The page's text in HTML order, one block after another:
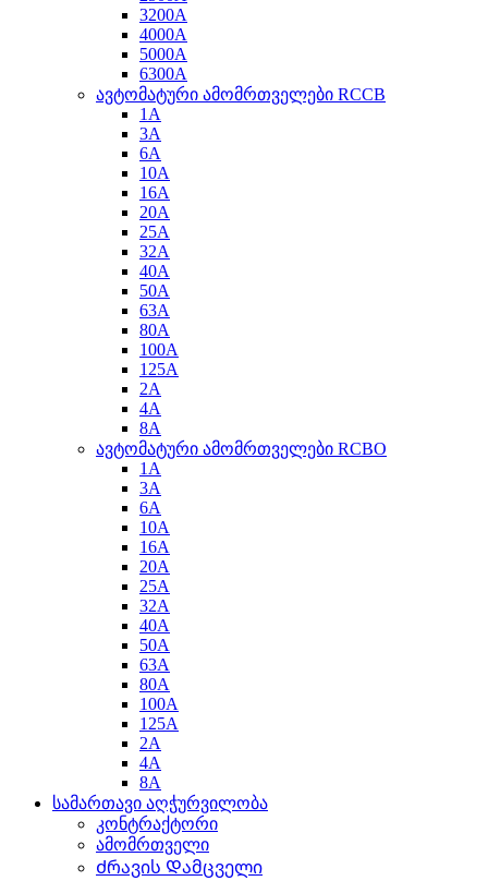
3200A
4000A
5000A
6300A
ავტომატური ამომრთველები RCCB
1A
3A
6A
10A
16A
20A
25A
32A
40A
50A
63A
80A
100A
125A
2A
4A
8A
ავტომატური ამომრთველები RCBO
1A
3A
6A
10A
16A
20A
25A
32A
40A
50A
63A
80A
100A
125A
2A
4A
8A
სამართავი აღჭურვილობა
კონტრაქტორი
ამომრთველი
Ძრავის Დამცველი